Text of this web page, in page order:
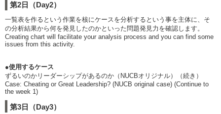
第2日（Day2）
一覧表を作るという作業を核にケースを分析するという事を主体に、そ
の分析結果から何を発見したのかといった問題発見力を確認します。
Creating chart will facilitate your analysis process and you can find some
issues from this activity.
●使用するケース
ずるいのかリーダーシップがあるのか（NUCBオリジナル）（続き）
Case: Cheating or Great Leadership? (NUCB original case) (Continue to
the week 1)
第3日（Day3）